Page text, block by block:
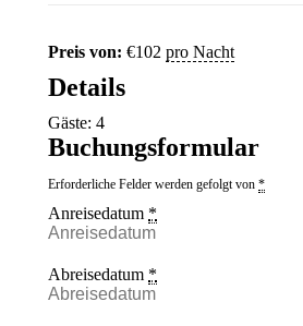
Preis von: €102 pro Nacht
Details
Gäste: 4
Buchungsformular
Erforderliche Felder werden gefolgt von *
Anreisedatum *
Abreisedatum *